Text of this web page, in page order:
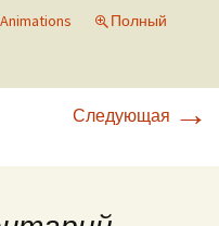
Animations
Полный
Следующая →